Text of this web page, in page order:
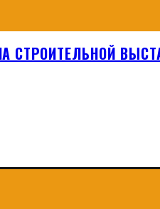
СТРОИТЕЛЬНОЙ